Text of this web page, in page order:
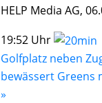
HELP Media AG,
19:52 Uhr
Golfplatz neben
bewässert Greens
»